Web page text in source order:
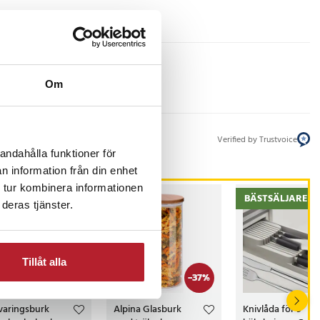
Om
funktioner för
information från din enhet
kombinera informationen
tjänster.
Tillåt alla
Verified by Trustvoice
-37%
Alpina Glasburk
BÄSTSÄLJARE
Knivlåda för 9